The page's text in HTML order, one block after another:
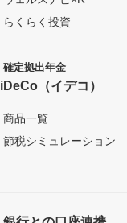
らくらく投資
確定拠出年金
iDeCo（イデコ）
商品一覧
節税シミュレーション